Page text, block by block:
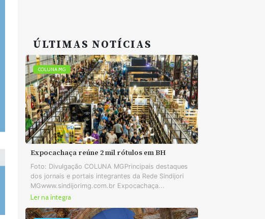
ÚLTIMAS NOTÍCIAS
COLUNA MG
Expocachaça reúne 2 mil rótulos em BH
Foto: Divulgação COLUNA MGPrincipais destaques
dos jornais e portais integrantes da Rede Sindijori
MGwww.sindijorimg.com.br Expocachaça...
Ler na íntegra